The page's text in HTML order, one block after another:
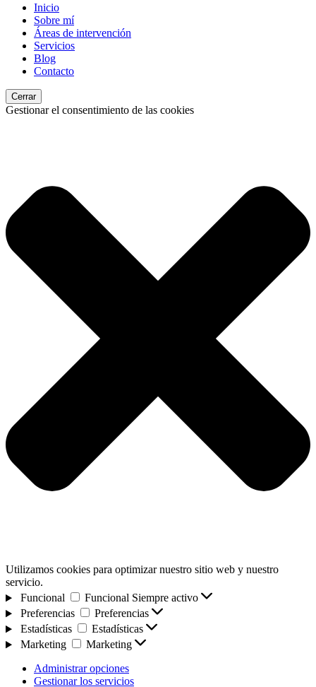
Inicio
Sobre mí
Áreas de intervención
Servicios
Blog
Contacto
Cerrar
Gestionar el consentimiento de las cookies
Utilizamos cookies para optimizar nuestro sitio web y nuestro
servicio.
Funcional
Funcional Siempre activo
Preferencias
Preferencias
Estadísticas
Estadísticas
Marketing
Marketing
Administrar opciones
Gestionar los servicios